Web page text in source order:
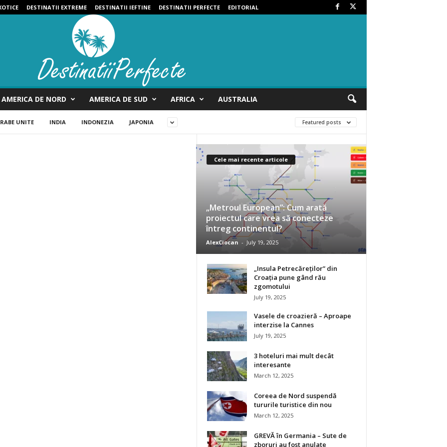
DESTINATII EXTREME DESTINATII IEFTINE DESTINATII PERFECTE EDITORIAL
AMERICA DE NORD AMERICA DE SUD AFRICA AUSTRALIA
UNITE INDIA INDONEZIA JAPONIA Featured posts
Cele mai recente articole
„Metroul European”: Cum arată
proiectul care vrea să conecteze
întreg continentul?
AlexCiocan - July 19, 2025
„Insula Petrecăreților” din
Croația pune gând rău
zgomotului
July 19, 2025
Vasele de croazieră – Aproape
interzise la Cannes
July 19, 2025
3 hoteluri mai mult decât
interesante
March 12, 2025
Coreea de Nord suspendă
tururile turistice din nou
March 12, 2025
GREVĂ în Germania – Sute de
zboruri au fost anulate